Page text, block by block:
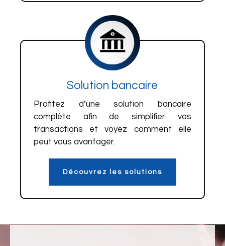
Solution bancaire
Profitez d’une solution bancaire
complète afin de simplifier vos
transactions et voyez comment elle
peut vous avantager.
Découvrez les solutions